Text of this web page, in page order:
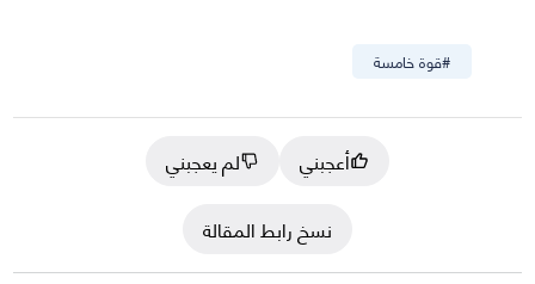
#قوة خامسة
أعجبني
لم يعجبني
نسخ رابط المقالة